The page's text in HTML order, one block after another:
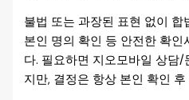
불법 또는 과장된 표현 없이 합
본인 명의 확인 등 안전한 확인
다. 필요하면 지오모바일 상담
지만, 결정은 항상 본인 확인